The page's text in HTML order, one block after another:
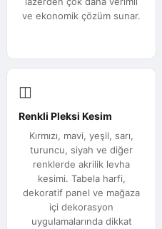
ve ekonomik çözüm sunar.
◫
Renkli Pleksi Kesim
Kırmızı, mavi, yeşil, sarı,
turuncu, siyah ve diğer
renklerde akrilik levha
kesimi. Tabela harfi,
dekoratif panel ve mağaza
içi dekorasyon
uygulamalarında dikkat